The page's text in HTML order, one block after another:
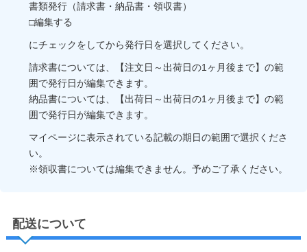
書類発行（請求書・納品書・領収書）
□編集する
にチェックをしてから発行日を選択してください。
請求書については、【注文日～出荷日の1ヶ月後まで】の範
囲で発行日が編集できます。
納品書については、【出荷日～出荷日の1ヶ月後まで】の範
囲で発行日が編集できます。
マイページに表示されている記載の期日の範囲で選択くださ
い。
※領収書については編集できません。予めご了承ください。
配送について